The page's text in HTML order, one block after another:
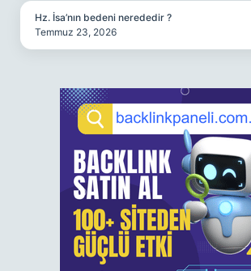
Hz. İsa’nın bedeni nerededir ?
Temmuz 23, 2026